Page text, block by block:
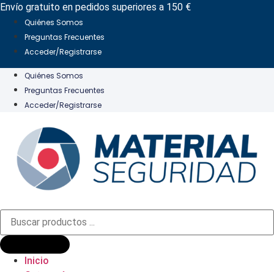
Ir
contenido
Envío gratuito en pedidos superiores a 150 €
Quiénes Somos
Preguntas Frecuentes
Acceder/Registrarse
Quiénes Somos
Preguntas Frecuentes
Acceder/Registrarse
Búsqueda
productos
Inicio